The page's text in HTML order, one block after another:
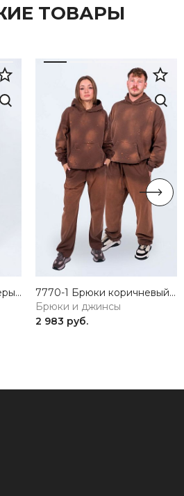
ТОВАРЫ
2207 Брюки мужские серый 365
7770-1 Брюки коричневый 365
Брюки и джинсы
2 983 руб.